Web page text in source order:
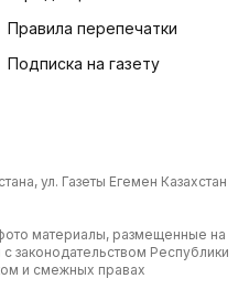
Правила перепечатки
Подписка на газету
ул. Газеты Егемен Казахстан
материалы, размещенные на
законодательством Республики
и смежных правах